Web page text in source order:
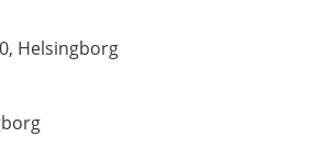
Helsingborg